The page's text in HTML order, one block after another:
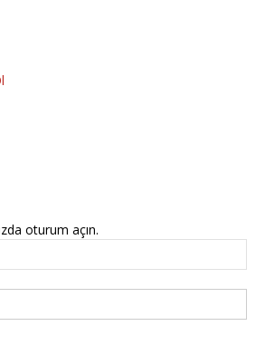
oturum açın.